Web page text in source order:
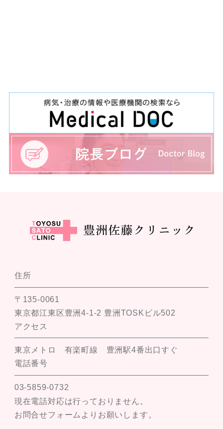
住所
〒135-0061
東京都江東区豊洲4-1-2 豊洲TOSKビル502
アクセス
東京メトロ 有楽町線 豊洲駅4番出口すぐ
電話番号
03-5859-0732
現在電話対応は行っておりません。
お問合せフォームよりお願いします。